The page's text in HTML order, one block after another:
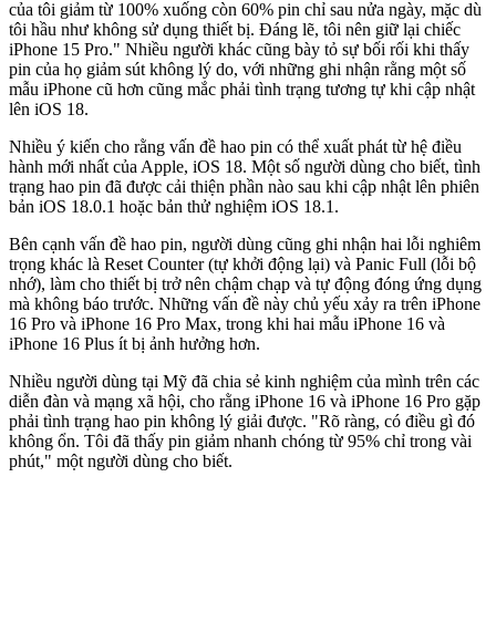
của tôi giảm từ 100% xuống còn 60% pin chỉ sau nửa ngày, mặc dù
tôi hầu như không sử dụng thiết bị. Đáng lẽ, tôi nên giữ lại chiếc
iPhone 15 Pro." Nhiều người khác cũng bày tỏ sự bối rối khi thấy
pin của họ giảm sút không lý do, với những ghi nhận rằng một số
mẫu iPhone cũ hơn cũng mắc phải tình trạng tương tự khi cập nhật
lên iOS 18.
Nhiều ý kiến cho rằng vấn đề hao pin có thể xuất phát từ hệ điều
hành mới nhất của Apple, iOS 18. Một số người dùng cho biết, tình
trạng hao pin đã được cải thiện phần nào sau khi cập nhật lên phiên
bản iOS 18.0.1 hoặc bản thử nghiệm iOS 18.1.
Bên cạnh vấn đề hao pin, người dùng cũng ghi nhận hai lỗi nghiêm
trọng khác là Reset Counter (tự khởi động lại) và Panic Full (lỗi bộ
nhớ), làm cho thiết bị trở nên chậm chạp và tự động đóng ứng dụng
mà không báo trước. Những vấn đề này chủ yếu xảy ra trên iPhone
16 Pro và iPhone 16 Pro Max, trong khi hai mẫu iPhone 16 và
iPhone 16 Plus ít bị ảnh hưởng hơn.
Nhiều người dùng tại Mỹ đã chia sẻ kinh nghiệm của mình trên các
diễn đàn và mạng xã hội, cho rằng iPhone 16 và iPhone 16 Pro gặp
phải tình trạng hao pin không lý giải được. "Rõ ràng, có điều gì đó
không ổn. Tôi đã thấy pin giảm nhanh chóng từ 95% chỉ trong vài
phút," một người dùng cho biết.